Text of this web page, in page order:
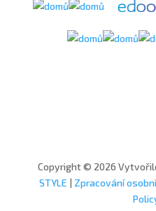
Copyright © 2026
STYLE | Zpracování